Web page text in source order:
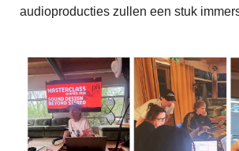
audioproducties zullen een stuk